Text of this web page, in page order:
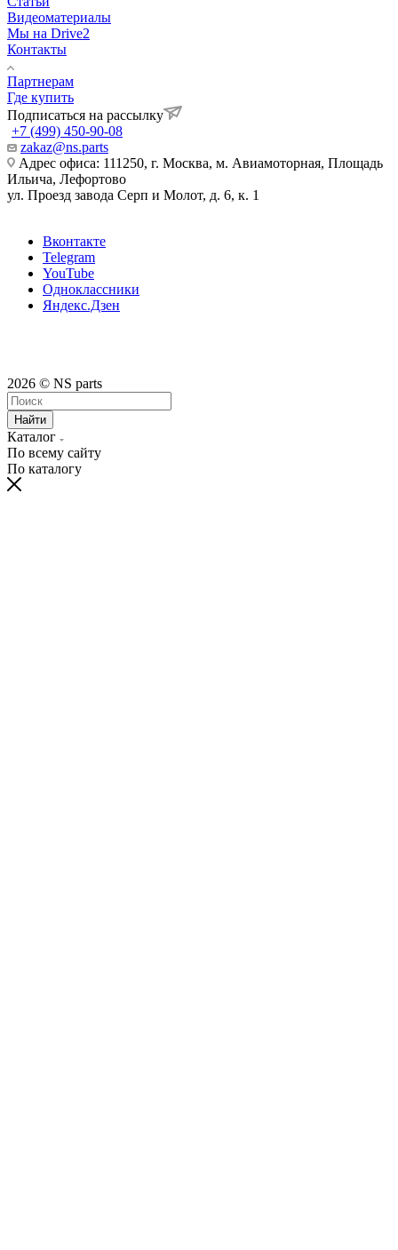
Видеоматериалы
Мы на Drive2
Контакты
Партнерам
Где купить
Подписаться на рассылку
+7 (499) 450-90-08
zakaz@ns.parts
Адрес офиса: 111250, г. Москва, м. Авиамоторная, Площадь
Ильича, Лефортово
ул. Проезд завода Серп и Молот, д. 6, к. 1
Вконтакте
Telegram
YouTube
Одноклассники
Яндекс.Дзен
2026 © NS parts
Найти
Каталог
По всему сайту
По каталогу